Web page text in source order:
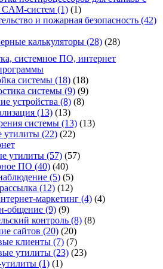
систем (1) (1)
и пожарная безопасность (42)
калькуляторы (28) (28)
системное ПО, интернет
системы (18) (18)
системы (9) (9)
устройства (8) (8)
(13) (13)
системы (13) (13)
утилиты (22) (22)
утилиты (57) (57)
ПО (40) (40)
(5) (5)
(12) (12)
маркетинг (4) (4)
общение (9) (9)
контроль (8) (8)
сайтов (20) (20)
клиенты (7) (7)
утилиты (23) (23)
(1) (1)